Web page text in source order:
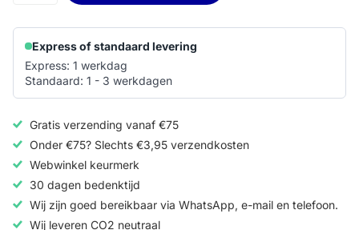
Express of standaard levering
Express: 1 werkdag
Standaard: 1 - 3 werkdagen
Gratis verzending vanaf €75
Onder €75? Slechts €3,95 verzendkosten
Webwinkel keurmerk
30 dagen bedenktijd
Wij zijn goed bereikbaar via WhatsApp, e-mail en telefoon.
Wij leveren CO2 neutraal